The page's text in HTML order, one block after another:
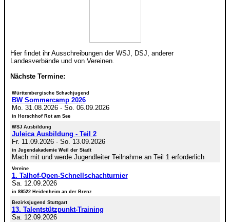
Hier findet ihr Ausschreibungen der WSJ, DSJ, anderer
Landesverbände und von Vereinen.
Nächste Termine:
Württembergische Schachjugend
BW Sommercamp 2026
Mo. 31.08.2026- So. 06.09.2026
in Horschhof Rot am See
WSJ Ausbildung
Juleica Ausbildung - Teil 2
Fr. 11.09.2026- So. 13.09.2026
in Jugendakademie Weil der Stadt
Mach mit und werde Jugendleiter Teilnahme an Teil 1 erforderlich
Vereine
1. Talhof-Open-Schnellschachturnier
Sa. 12.09.2026
in 89522 Heidenheim an der Brenz
Bezirksjugend Stuttgart
13. Talentstützpunkt-Training
Sa. 12.09.2026